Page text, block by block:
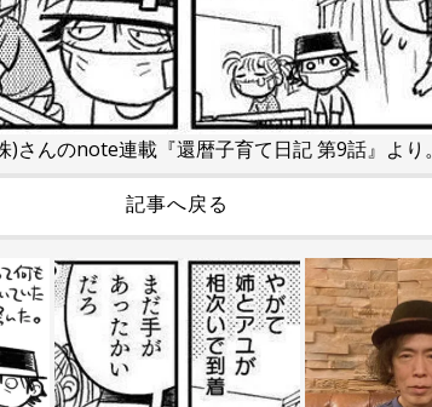
)さんのnote連載『還暦子育て日記 第9話』より。
記事へ戻る